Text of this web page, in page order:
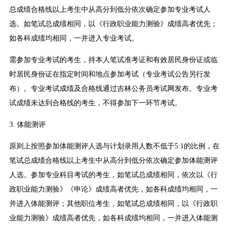
总成绩合格线以上考生中从高分到低分依次确定参加专业考试人
选。如笔试总成绩相同，以《行政职业能力测验》成绩高者优先；
如各科成绩均相同，一并进入专业考试。
需参加专业考试的考生，持本人笔试准考证和有效居民身份证或临
时居民身份证在指定时间和地点参加考试（专业考试公告另行发
布）。专业考试成绩及合格线通过吉林公务员考试网发布。专业考
试成绩未达到合格线的考生，不得参加下一环节考试。
3. 体能测评
原则上按照参加体能测评人选与计划录用人数不低于5:1的比例，在
笔试总成绩合格线以上考生中从高分到低分依次确定参加体能测评
人选。参加专业科目考试的考生，如笔试总成绩相同，依次以《行
政职业能力测验》《申论》成绩高者优先，如各科成绩均相同，一
并进入体能测评；其他职位考生，如笔试总成绩相同，以《行政职
业能力测验》成绩高者优先，如各科成绩均相同，一并进入体能测